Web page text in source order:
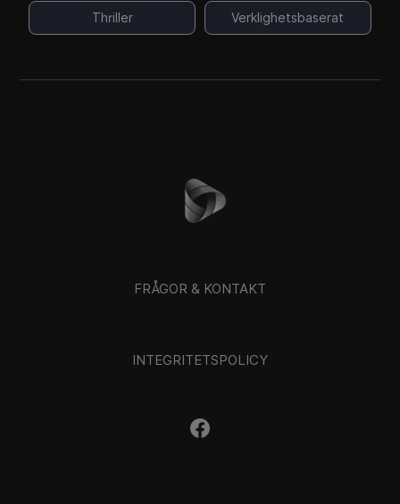
Thriller Verklighetsbaserat
FRÅGOR & KONTAKT
INTEGRITETSPOLICY